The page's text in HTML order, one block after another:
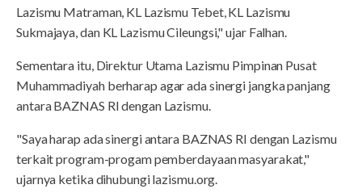
Lazismu Matraman, KL Lazismu Tebet, KL Lazismu
Sukmajaya, dan KL Lazismu Cileungsi," ujar Falhan.
Sementara itu, Direktur Utama Lazismu Pimpinan Pusat
Muhammadiyah berharap agar ada sinergi jangka panjang
antara BAZNAS RI dengan Lazismu.
"Saya harap ada sinergi antara BAZNAS RI dengan Lazismu
terkait program-progam pemberdayaan masyarakat,"
ujarnya ketika dihubungi lazismu.org.